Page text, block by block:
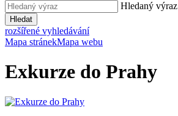
Hledaný výraz
Hledat
rozšířené vyhledávání
Mapa stránekMapa webu
Exkurze do Prahy